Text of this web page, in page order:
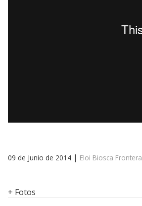
09 de Junio de 2014 | Eloi Biosca Frontera
+ Fotos